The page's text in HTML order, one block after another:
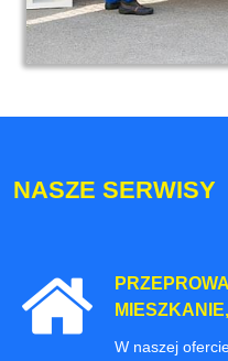
NASZE SERWISY
W naszej